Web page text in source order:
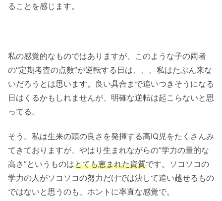
ることを感じます。
私の感覚的なものではありますが、このような子の両者
の“定期考査の点数”が逆転する日は、、、私はたぶん来な
いだろうとは思います。良い具合まで追いつきそうになる
日はくるかもしれませんが、明確な逆転は起こらないと思
ってる。
そう。私は生来の頭の良さを発揮する高IQ児をたくさんみ
てきておりますが、やはり生まれながらの“学力の量的な
高さ”というものはとても恵まれた資質です。ソコソコの
学力の人がソコソコの努力だけでは決して追い越せるもの
ではないと思うのも、ホントに率直な感覚で。